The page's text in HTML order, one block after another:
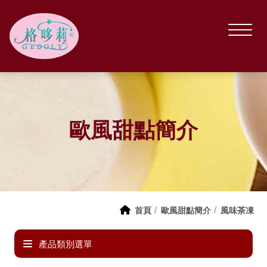
歐風甜點簡介
首頁 歐風甜點簡介 風味茶凍
產品類別選單